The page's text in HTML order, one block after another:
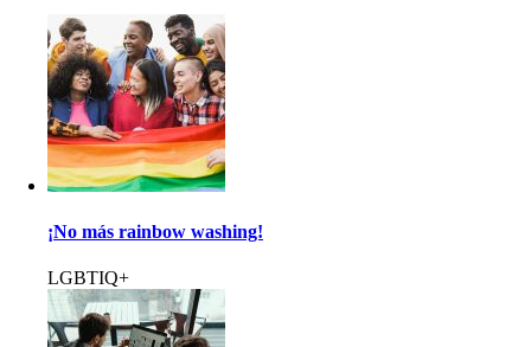
¡No más rainbow washing!
LGBTIQ+